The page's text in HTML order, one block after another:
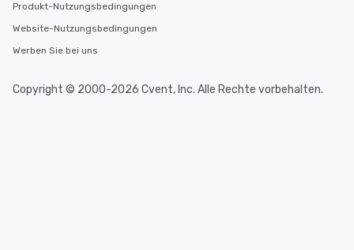
Produkt-Nutzungsbedingungen
Website-Nutzungsbedingungen
Werben Sie bei uns
Copyright © 2000-2026 Cvent, Inc. Alle Rechte vorbehalten.